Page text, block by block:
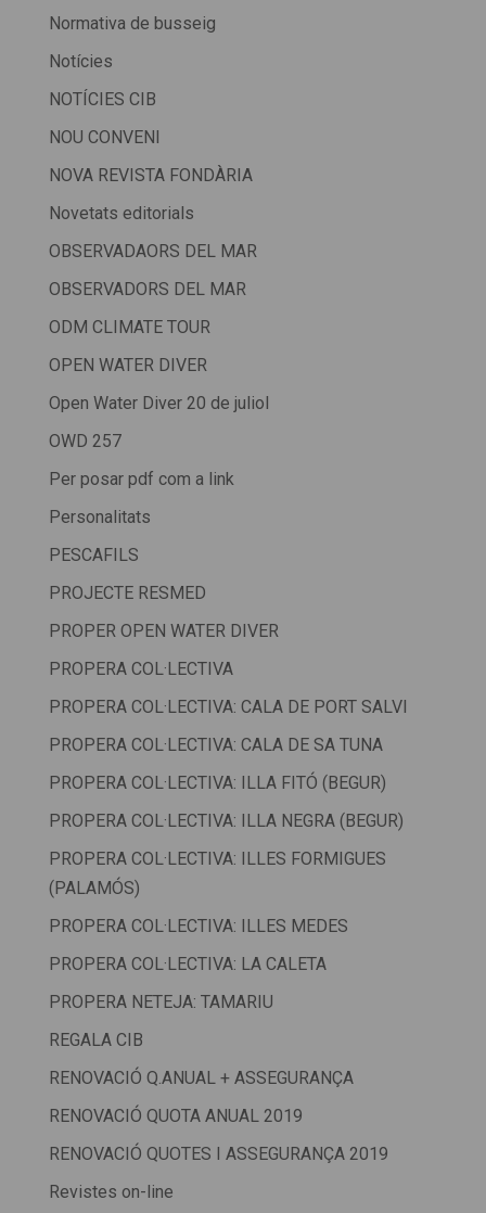
Normativa de busseig
Notícies
NOTÍCIES CIB
NOU CONVENI
NOVA REVISTA FONDÀRIA
Novetats editorials
OBSERVADAORS DEL MAR
OBSERVADORS DEL MAR
ODM CLIMATE TOUR
OPEN WATER DIVER
Open Water Diver 20 de juliol
OWD 257
Per posar pdf com a link
Personalitats
PESCAFILS
PROJECTE RESMED
PROPER OPEN WATER DIVER
PROPERA COL·LECTIVA
PROPERA COL·LECTIVA: CALA DE PORT SALVI
PROPERA COL·LECTIVA: CALA DE SA TUNA
PROPERA COL·LECTIVA: ILLA FITÓ (BEGUR)
PROPERA COL·LECTIVA: ILLA NEGRA (BEGUR)
PROPERA COL·LECTIVA: ILLES FORMIGUES
(PALAMÓS)
PROPERA COL·LECTIVA: ILLES MEDES
PROPERA COL·LECTIVA: LA CALETA
PROPERA NETEJA: TAMARIU
REGALA CIB
RENOVACIÓ Q.ANUAL + ASSEGURANÇA
RENOVACIÓ QUOTA ANUAL 2019
RENOVACIÓ QUOTES I ASSEGURANÇA 2019
Revistes on-line